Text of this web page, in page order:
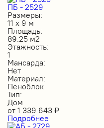
ПБ - 2529
Размеры:
11 х 9 м
Площадь:
89.25 м2
Этажность:
1
Мансарда:
Нет
Материал:
Пеноблок
Тип:
Дом
от 1 339 643 ₽
Подробнее